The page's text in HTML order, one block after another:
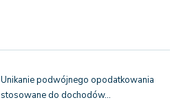
Unikanie podwójnego opodatkowania
stosowane do dochodów…